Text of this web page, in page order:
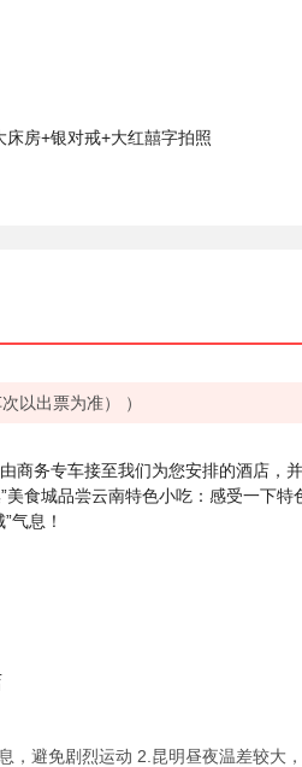
房+银对戒+大红囍字拍照
以出票为准） ）
商务专车接至我们为您安排的酒店
美食城品尝云南特色小吃：感受一下
气息！
，避免剧烈运动 2.昆明昼夜温差较大